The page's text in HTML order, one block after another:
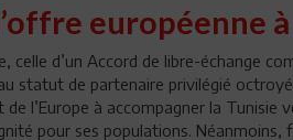
européenne
celle d’un Accord de libre-échange
statut de partenaire privilégié
l’Europe à accompagner la Tunisie
pour ses populations.